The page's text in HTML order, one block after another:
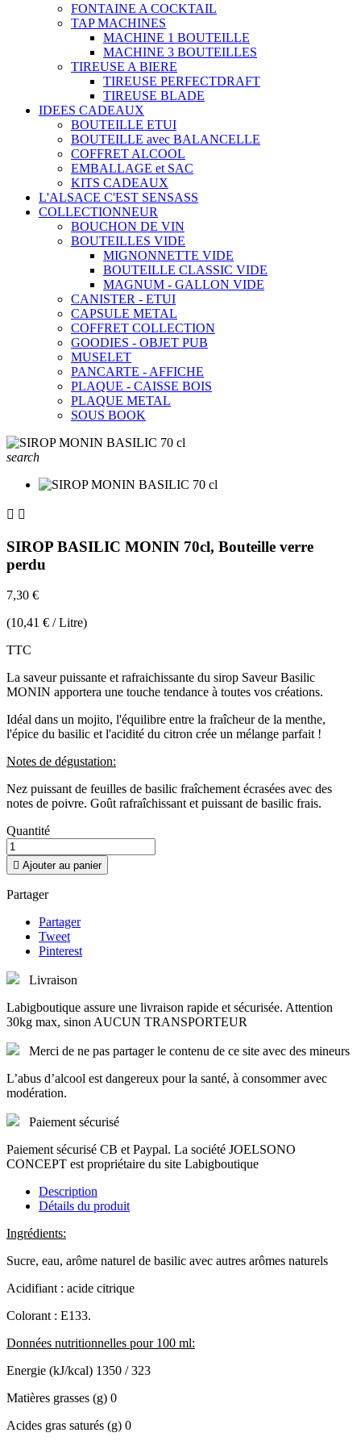
FONTAINE A COCKTAIL
TAP MACHINES
MACHINE 1 BOUTEILLE
MACHINE 3 BOUTEILLES
TIREUSE A BIERE
TIREUSE PERFECTDRAFT
TIREUSE BLADE
IDEES CADEAUX
BOUTEILLE ETUI
BOUTEILLE avec BALANCELLE
COFFRET ALCOOL
EMBALLAGE et SAC
KITS CADEAUX
L'ALSACE C'EST SENSASS
COLLECTIONNEUR
BOUCHON DE VIN
BOUTEILLES VIDE
MIGNONNETTE VIDE
BOUTEILLE CLASSIC VIDE
MAGNUM - GALLON VIDE
CANISTER - ETUI
CAPSULE METAL
COFFRET COLLECTION
GOODIES - OBJET PUB
MUSELET
PANCARTE - AFFICHE
PLAQUE - CAISSE BOIS
PLAQUE METAL
SOUS BOOK
search
 
SIROP BASILIC MONIN 70cl, Bouteille verre
perdu
7,30 €
(10,41 € / Litre)
TTC
La saveur puissante et rafraichissante du sirop Saveur Basilic
MONIN apportera une touche tendance à toutes vos créations.
Idéal dans un mojito, l'équilibre entre la fraîcheur de la menthe,
l'épice du basilic et l'acidité du citron crée un mélange parfait !
Notes de dégustation:
Nez puissant de feuilles de basilic fraîchement écrasées avec des
notes de poivre. Goût rafraîchissant et puissant de basilic frais.
Quantité
 Ajouter au panier
Partager
Partager
Tweet
Pinterest
Livraison
Labigboutique assure une livraison rapide et sécurisée. Attention
30kg max, sinon AUCUN TRANSPORTEUR
Merci de ne pas partager le contenu de ce site avec des mineurs
L’abus d’alcool est dangereux pour la santé, à consommer avec
modération.
Paiement sécurisé
Paiement sécurisé CB et Paypal. La société JOELSONO
CONCEPT est propriétaire du site Labigboutique
Description
Détails du produit
Ingrédients:
Sucre, eau, arôme naturel de basilic avec autres arômes naturels
Acidifiant : acide citrique
Colorant : E133.
Données nutritionnelles pour 100 ml:
Energie (kJ/kcal) 1350 / 323
Matières grasses (g) 0
Acides gras saturés (g) 0